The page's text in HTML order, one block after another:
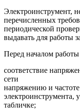
Электроинструмент,
перечисленных
периодической
выдавать для работы
Перед началом
соответствие
сети
напряжению и частоте
электроинструмента,
табличке;